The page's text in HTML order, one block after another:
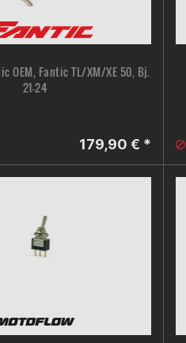
OEM, Fantic TL/XM/XE 50, Bj.
21-24
179,90 € *